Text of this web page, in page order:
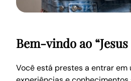
Bem-vindo ao “Jesus
Você está prestes a entrar em